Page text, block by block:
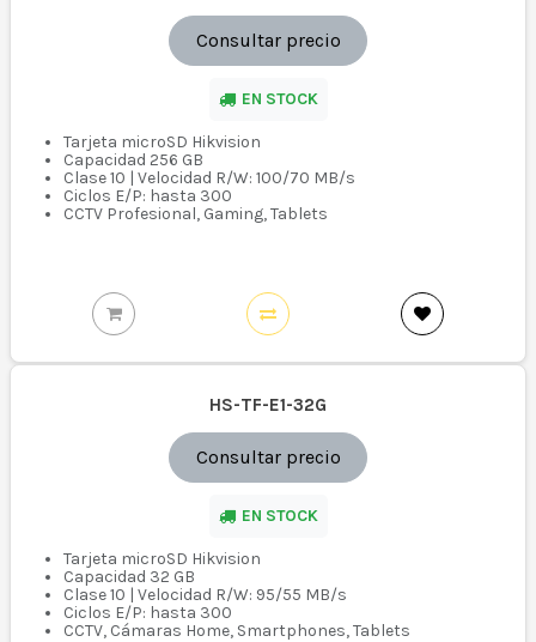
Consultar precio
EN STOCK
Tarjeta microSD Hikvision
Capacidad 256 GB
Clase 10 | Velocidad R/W: 100/70 MB/s
Ciclos E/P: hasta 300
CCTV Profesional, Gaming, Tablets
HS-TF-E1-32G
Consultar precio
EN STOCK
Tarjeta microSD Hikvision
Capacidad 32 GB
Clase 10 | Velocidad R/W: 95/55 MB/s
Ciclos E/P: hasta 300
CCTV, Cámaras Home, Smartphones, Tablets